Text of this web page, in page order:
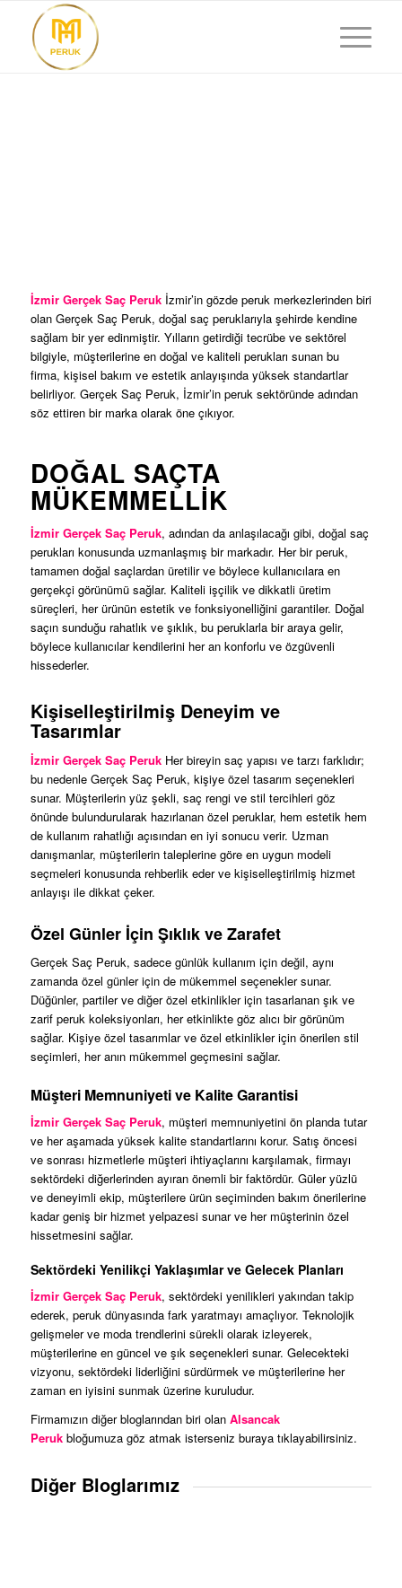
İzmir Gerçek Saç Perukİzmir’in gözde peruk merkezlerinden biri
olan Gerçek Saç Peruk, doğal saç peruklarıyla şehirde kendine
sağlam bir yer edinmiştir. Yılların getirdiği tecrübe ve sektörel
bilgiyle, müşterilerine en doğal ve kaliteli perukları sunan bu
firma, kişisel bakım ve estetik anlayışında yüksek standartlar
belirliyor. Gerçek Saç Peruk, İzmir’in peruk sektöründe adından
söz ettiren bir marka olarak öne çıkıyor.
DOĞAL SAÇTA
MÜKEMMELLIK
İzmir Gerçek Saç Peruk, adından da anlaşılacağı gibi, doğal saç
perukları konusunda uzmanlaşmış bir markadır. Her bir peruk,
tamamen doğal saçlardan üretilir ve böylece kullanıcılara en
gerçekçi görünümü sağlar. Kaliteli işçilik ve dikkatli üretim
süreçleri, her ürünün estetik ve fonksiyonelliğini garantiler. Doğal
saçın sunduğu rahatlık ve şıklık, bu peruklarla bir araya gelir,
böylece kullanıcılar kendilerini her an konforlu ve özgüvenli
hissederler.
Kişiselleştirilmiş Deneyim ve
Tasarımlar
İzmir Gerçek Saç PerukHer bireyin saç yapısı ve tarzı farklıdır;
bu nedenle Gerçek Saç Peruk, kişiye özel tasarım seçenekleri
sunar. Müşterilerin yüz şekli, saç rengi ve stil tercihleri göz
önünde bulundurularak hazırlanan özel peruklar, hem estetik hem
de kullanım rahatlığı açısından en iyi sonucu verir. Uzman
danışmanlar, müşterilerin taleplerine göre en uygun modeli
seçmeleri konusunda rehberlik eder ve kişiselleştirilmiş hizmet
anlayışı ile dikkat çeker.
Özel Günler İçin Şıklık ve Zarafet
Gerçek Saç Peruk, sadece günlük kullanım için değil, aynı
zamanda özel günler için de mükemmel seçenekler sunar.
Düğünler, partiler ve diğer özel etkinlikler için tasarlanan şık ve
zarif peruk koleksiyonları, her etkinlikte göz alıcı bir görünüm
sağlar. Kişiye özel tasarımlar ve özel etkinlikler için önerilen stil
seçimleri, her anın mükemmel geçmesini sağlar.
Müşteri Memnuniyeti ve Kalite Garantisi
İzmir Gerçek Saç Peruk, müşteri memnuniyetini ön planda tutar
ve her aşamada yüksek kalite standartlarını korur. Satış öncesi
ve sonrası hizmetlerle müşteri ihtiyaçlarını karşılamak, firmayı
sektördeki diğerlerinden ayıran önemli bir faktördür. Güler yüzlü
ve deneyimli ekip, müşterilere ürün seçiminden bakım önerilerine
kadar geniş bir hizmet yelpazesi sunar ve her müşterinin özel
hissetmesini sağlar.
Sektördeki Yenilikçi Yaklaşımlar ve Gelecek Planları
İzmir Gerçek Saç Peruk, sektördeki yenilikleri yakından takip
ederek, peruk dünyasında fark yaratmayı amaçlıyor. Teknolojik
gelişmeler ve moda trendlerini sürekli olarak izleyerek,
müşterilerine en güncel ve şık seçenekleri sunar. Gelecekteki
vizyonu, sektördeki liderliğini sürdürmek ve müşterilerine her
zaman en iyisini sunmak üzerine kuruludur.
Firmamızın diğer bloglarından biri olan Alsancak
Perukbloğumuza göz atmak isterseniz buraya tıklayabilirsiniz.
Diğer Bloglarımız